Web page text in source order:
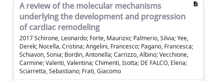
A review of the molecular mechanisms
underlying the development and progression
of cardiac remodeling
2017 Schirone, Leonardo; Forte, Maurizio; Palmerio, Silvia; Yee,
Derek; Nocella, Cristina; Angelini, Francesco; Pagano, Francesca;
Schiavon, Sonia; Bordin, Antonella; Carrizzo, Albino; Vecchione,
Carmine; Valenti, Valentina; Chimenti, Isotta; DE FALCO, Elena;
Sciarretta, Sebastiano; Frati, Giacomo